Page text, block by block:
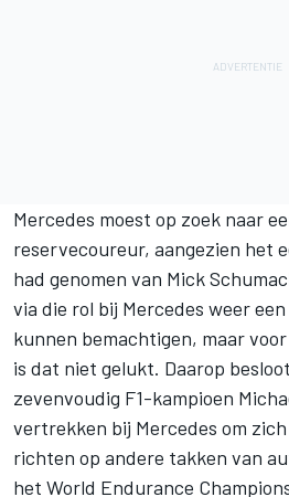
Mercedes moest op zoek naar
reservecoureur, aangezien het
had genomen van Mick
via die rol bij Mercedes weer
kunnen bemachtigen, maar
is dat niet gelukt. Daarop
zevenvoudig F1-kampioen
vertrekken bij Mercedes om
richten op andere takken van
het World Endurance